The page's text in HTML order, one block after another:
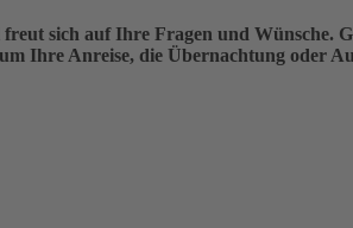
sich auf Ihre Fragen und Wünsche.
Ihre Anreise, die Übernachtung oder